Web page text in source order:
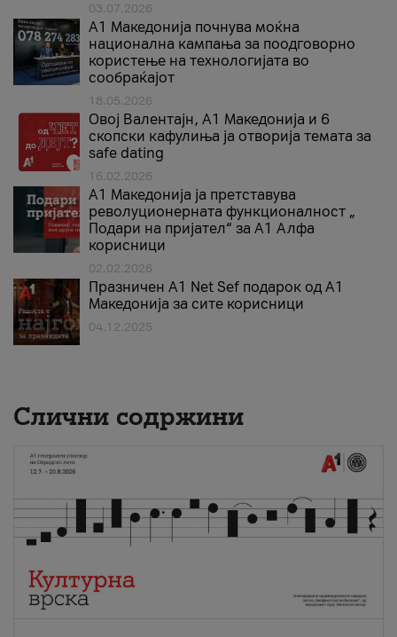
03.07.2026
A1 Македонија почнува моќна
национална кампања за поодговорно
користење на технологијата во
сообраќајот
18.05.2026
Овој Валентајн, A1 Македонија и 6
скопски кафулиња ја отворија темата за
safe dating
16.02.2026
А1 Македонија ја претставува
револуционерната функционалност „
Подари на пријател“ за А1 Алфа
корисници
02.02.2026
Празничен A1 Net Sеf подарок од А1
Македонија за сите корисници
04.12.2025
Слични содржини